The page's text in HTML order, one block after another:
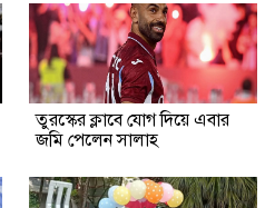
তুরস্কের ক্লাবে যোগ দিয়ে এবার
জমি পেলেন সালাহ